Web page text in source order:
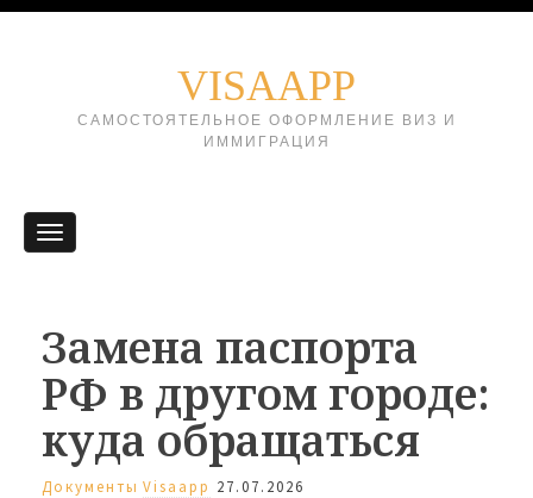
VISAAPP
САМОСТОЯТЕЛЬНОЕ ОФОРМЛЕНИЕ ВИЗ И
ИММИГРАЦИЯ
Замена паспорта
РФ в другом городе:
куда обращаться
Документы Visaapp 27.07.2026